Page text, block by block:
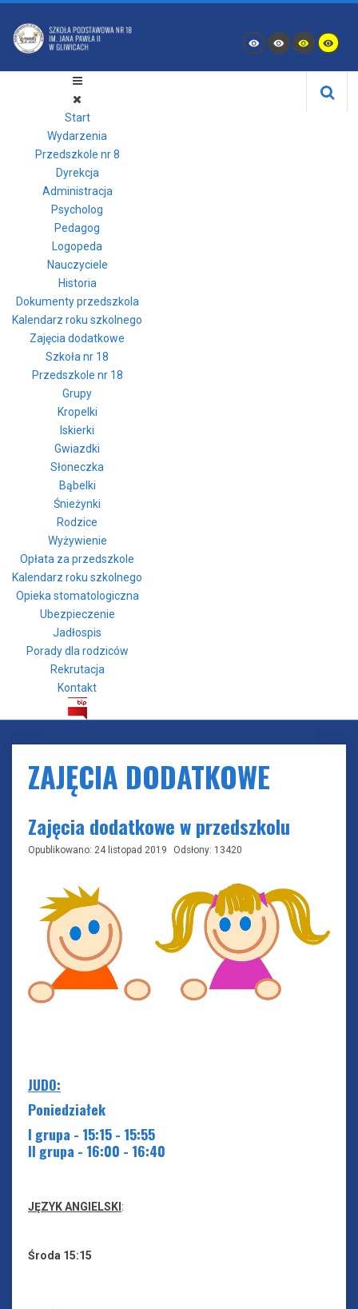
Start
Wydarzenia
Przedszkole nr 8
Dyrekcja
Administracja
Psycholog
Pedagog
Logopeda
Nauczyciele
Historia
Dokumenty przedszkola
Kalendarz roku szkolnego
Zajęcia dodatkowe
Szkoła nr 18
Przedszkole nr 18
Grupy
Kropelki
Iskierki
Gwiazdki
Słoneczka
Bąbelki
Śnieżynki
Rodzice
Wyżywienie
Opłata za przedszkole
Kalendarz roku szkolnego
Opieka stomatologiczna
Ubezpieczenie
Jadłospis
Porady dla rodziców
Rekrutacja
Kontakt
ZAJĘCIA DODATKOWE
Zajęcia dodatkowe w przedszkolu
Opublikowano: 24 listopad 2019 Odsłony: 13420
JUDO:
Poniedziałek
I grupa - 15:15 - 15:55
II grupa - 16:00 - 16:40
JĘZYK ANGIELSKI :
Środa 15:15